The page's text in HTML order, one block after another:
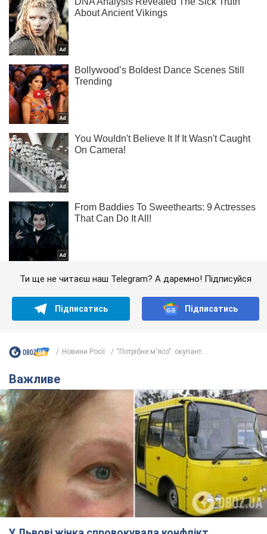
Ти ще не читаєш наш Telegram? А даремно! Підписуйся
Підписатись Підписатись
Новини Росії "Потрібне м'ясо": окупант...
Важливе